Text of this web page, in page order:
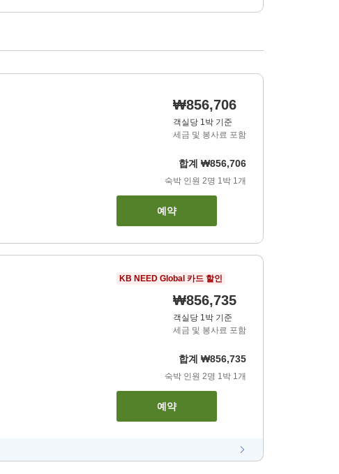
₩856,706
객실당 1박 기준
세금 및 봉사료 포함
합계 ₩856,706
숙박 인원 2명 1박 1개
예약
KB NEED Global 카드 할인
₩856,735
객실당 1박 기준
세금 및 봉사료 포함
합계 ₩856,735
숙박 인원 2명 1박 1개
예약